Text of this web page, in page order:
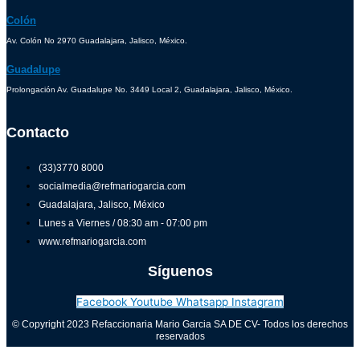
Colón
Av. Colón No 2970 Guadalajara, Jalisco, México.
Guadalupe
Prolongación Av. Guadalupe No. 3449 Local 2, Guadalajara, Jalisco, México.
Contacto
(33)3770 8000
socialmedia@refmariogarcia.com
Guadalajara, Jalisco, México
Lunes a Viernes / 08:30 am - 07:00 pm
www.refmariogarcia.com
Síguenos
Facebook Youtube Whatsapp Instagram
© Copyright 2023 Refaccionaria Mario Garcia SA DE CV- Todos los derechos
reservados